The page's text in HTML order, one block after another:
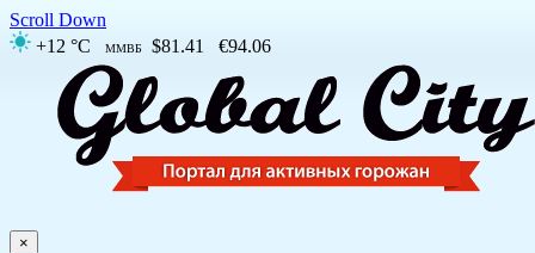
Scroll Down
+12 °C
ММВБ $81.41 €94.06
×